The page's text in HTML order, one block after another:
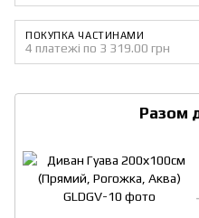
ПОКУПКА ЧАСТИНАМИ
4 платежі по 3 319.00 грн
Разом